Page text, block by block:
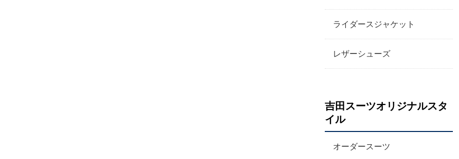
ライダースジャケット
レザーシューズ
吉田スーツオリジナルスタ
イル
オーダースーツ